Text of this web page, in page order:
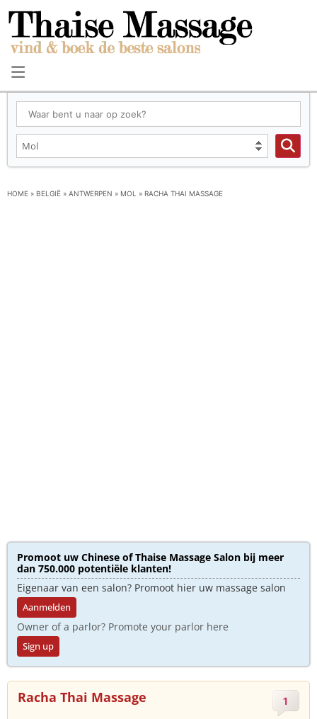
HOME » BELGIË » ANTWERPEN » MOL » RACHA THAI MASSAGE
Promoot uw Chinese of Thaise Massage Salon bij meer
dan 750.000 potentiële klanten!
Eigenaar van een salon? Promoot hier uw massage salon
Aanmelden
Owner of a parlor? Promote your parlor here
Sign up
Racha Thai Massage 1